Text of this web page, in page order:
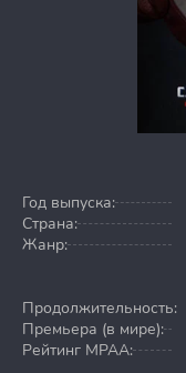
Год выпуска:
Страна:
Жанр:
Продолжительность:
Премьера (в мире):
Рейтинг MPAA: